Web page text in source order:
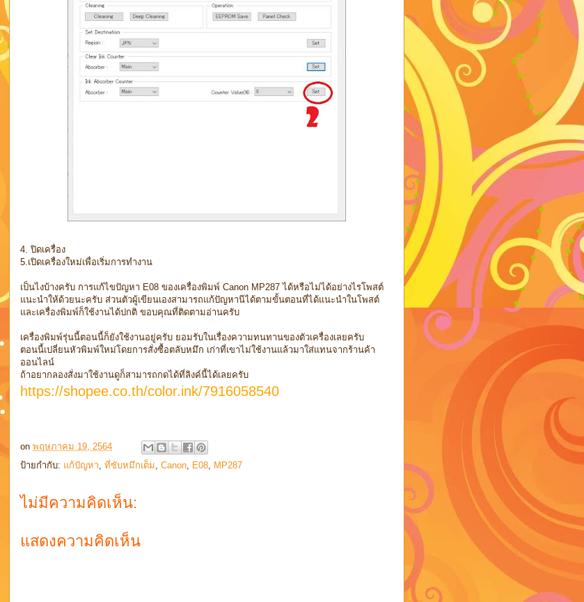
4. ปิดเครื่อง
5.เปิดเครื่องใหม่เพื่อเริ่มการทำงาน
เป็นไงบ้างครับ การแก้ไขปัญหา E08 ของเครื่องพิมพ์ Canon MP287 ได้หรือไม่ได้อย่างไรโพสต์
แนะนำให้ด้วยนะครับ ส่วนตัวผู้เขียนเองสามารถแก้ปัญหานีได้ตามขั้นตอนที่ได้แนะนำในโพสต์
และเครื่องพิมพ์ก็ใช้งานได้ปกติ ขอบคุณที่ติดตามอ่านครับ
เครื่องพิมพ์รุ่นนี้ตอนนี้ก็ยังใช้งานอยู่ครับ ยอมรับในเรื่องความทนทานของตัวเครื่องเลยครับ
ตอนนี้เปลี่ยนหัวพิมพ์ใหม่โดยการสั่งซื้อตลับหมึก เก่าที่เขาไม่ใช้งานแล้วมาใส่แทนจากร้านค้า
ออนไลน์
ถ้าอยากลองสั่งมาใช้งานดูก็สามารถกดได้ที่ลิงค์นี้ได้เลยครับ
https://shopee.co.th/color.ink/7916058540
on พฤษภาคม 19, 2564
ป้ายกำกับ: แก้ปัญหา, ที่ซับหมึกเต็ม, Canon, E08, MP287
ไม่มีความคิดเห็น:
แสดงความคิดเห็น